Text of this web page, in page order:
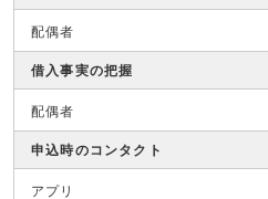
配偶者
借入事実の把握
配偶者
申込時のコンタクト
アプリ